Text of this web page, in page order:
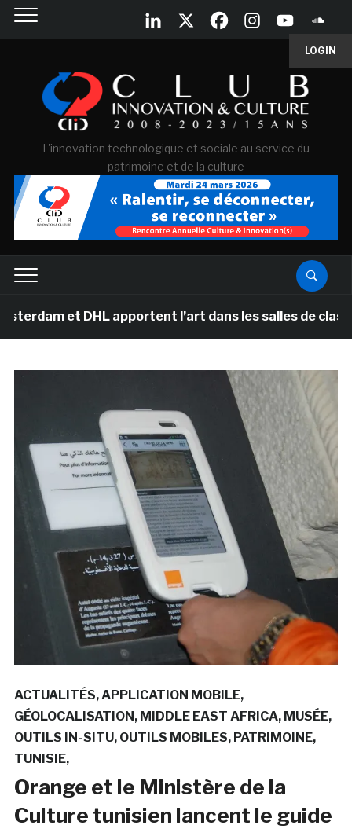
LOGIN
L'innovation technologique et sociale au service du
patrimoine et de la culture
et DHL apportent l’art dans les salles de classe des
ACTUALITÉS APPLICATION MOBILE
GÉOLOCALISATION MIDDLE EAST AFRICA MUSÉE
OUTILS IN-SITU OUTILS MOBILES PATRIMOINE
TUNISIE
Orange et le Ministère de la
Culture tunisien lancent le guide